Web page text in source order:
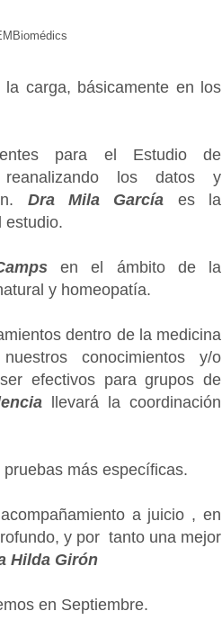
carga, básicamente en los
para el Estudio de
reanalizando los datos y
Dra Mila García
es la
estudio.
en el ámbito de la
y homeopatía.
dentro de la medicina
conocimientos y/o
efectivos para grupos de
llevará la coordinación
más específicas.
a juicio , en
y por tanto una mejor
Hilda Girón
en Septiembre.